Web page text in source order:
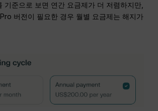
기준으로 보면 연간 요금제가 더 저렴하지만,
버전이 필요한 경우 월별 요금제는 해지가